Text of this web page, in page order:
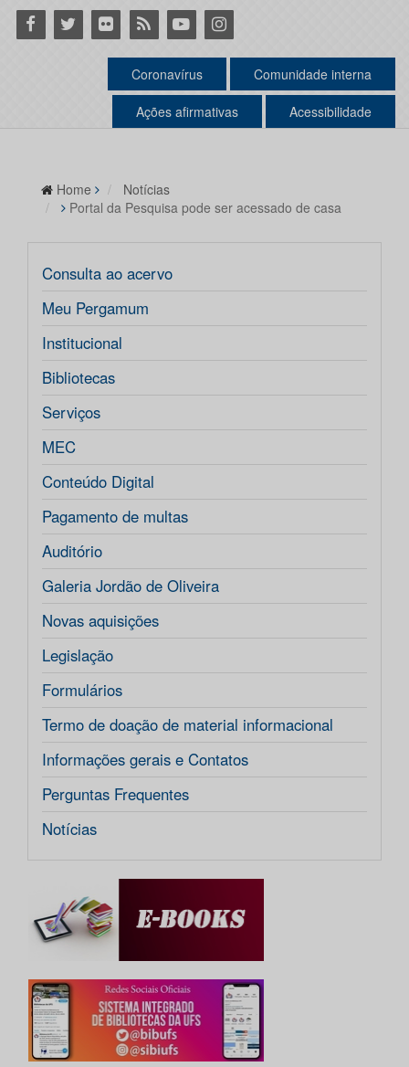
Facebook
Twitter Flickr RSS YoutubeInstagram
Coronavírus Comunidade interna
Ações afirmativas Acessibilidade
Home
Notícias
Portal da Pesquisa pode ser acessado de casa
Consulta ao acervo
Meu Pergamum
Institucional
Bibliotecas
Serviços
MEC
Conteúdo Digital
Pagamento de multas
Auditório
Galeria Jordão de Oliveira
Novas aquisições
Legislação
Formulários
Termo de doação de material informacional
Informações gerais e Contatos
Perguntas Frequentes
Notícias